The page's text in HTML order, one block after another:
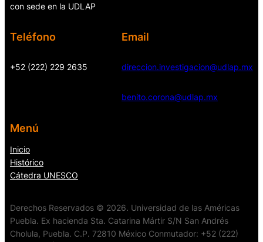
con sede en la UDLAP
Teléfono
+52 (222) 229 2635
Email
direccion.investigacion@udlap.mx
benito.corona@udlap.mx
Menú
Inicio
Histórico
Cátedra UNESCO
Derechos Reservados © 2026. Universidad de las Américas
Puebla. Ex hacienda Sta. Catarina Mártir S/N San Andrés
Cholula, Puebla. C.P. 72810 México Conmutador: +52 (222)